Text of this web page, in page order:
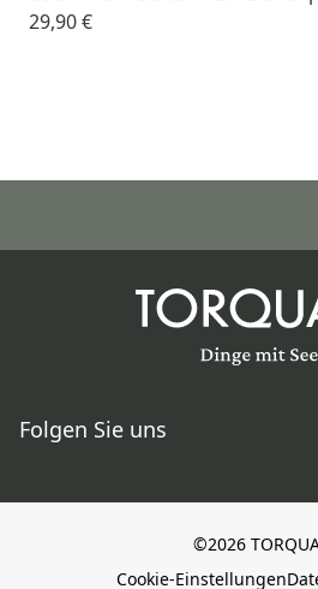
29,90 €
Folgen Sie uns
©2026
Cookie-Einstellungen